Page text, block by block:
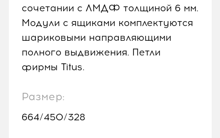
сочетании с ЛМДФ толщиной 6 мм.
Модули с ящиками комплектуются
шариковыми направляющими
полного выдвижения. Петли
фирмы Titus.
Размер:
664/450/328